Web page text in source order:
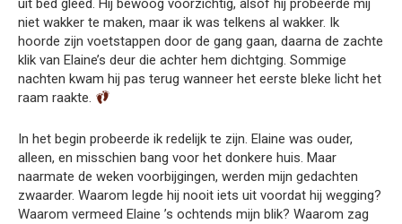
uit bed gleed. Hij bewoog voorzichtig, alsof hij probeerde mij
niet wakker te maken, maar ik was telkens al wakker. Ik
hoorde zijn voetstappen door de gang gaan, daarna de zachte
klik van Elaine’s deur die achter hem dichtging. Sommige
nachten kwam hij pas terug wanneer het eerste bleke licht het
raam raakte.
In het begin probeerde ik redelijk te zijn. Elaine was ouder,
alleen, en misschien bang voor het donkere huis. Maar
naarmate de weken voorbijgingen, werden mijn gedachten
zwaarder. Waarom legde hij nooit iets uit voordat hij wegging?
Waarom vermeed Elaine ’s ochtends mijn blik? Waarom zag